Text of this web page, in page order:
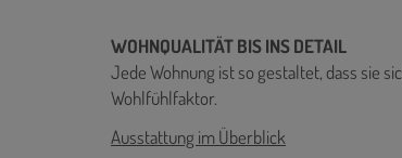
WOHNQUALITÄT BIS INS DETAIL
Jede Wohnung ist so gestaltet, dass sie
Wohlfühlfaktor.
Ausstattung im Überblick